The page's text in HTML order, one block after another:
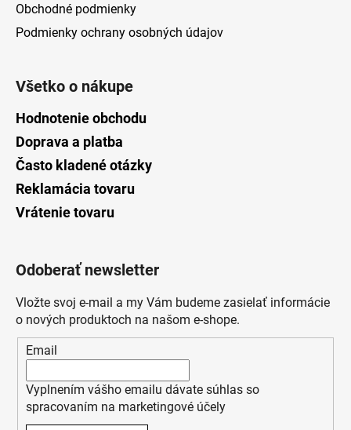
Obchodné podmienky
Podmienky ochrany osobných údajov
Všetko o nákupe
Hodnotenie obchodu
Doprava a platba
Často kladené otázky
Reklamácia tovaru
Vrátenie tovaru
Odoberať newsletter
Vložte svoj e-mail a my Vám budeme zasielať informácie
o nových produktoch na našom e-shope.
Email
Vyplnením vášho emailu dávate súhlas so
spracovaním na marketingové účely